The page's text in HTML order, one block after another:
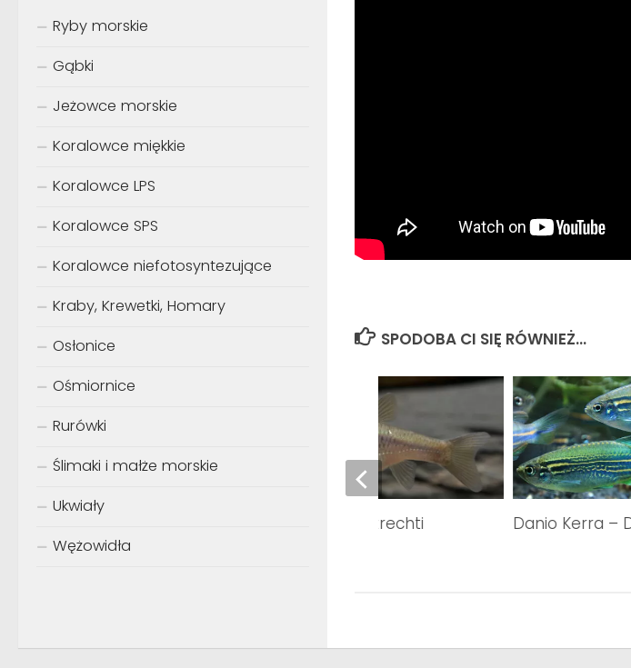
SPODOBA CI SIĘ RÓWNIEŻ...
Danio Kerra –
Aphyocypris moltrechti
Ryby morskie
Gąbki
Jeżowce morskie
Koralowce miękkie
Koralowce LPS
Koralowce SPS
Koralowce niefotosyntezujące
Kraby, Krewetki, Homary
Osłonice
Ośmiornice
Rurówki
Ślimaki i małże morskie
Ukwiały
Wężowidła